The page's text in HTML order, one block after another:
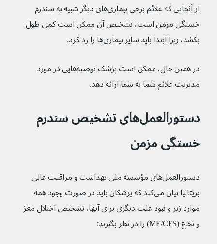
از آنجایی که علائم برخی بیماری‌های دیگر شبیه به سندرم
خستگی مزمن است، تشخیص آن ممکن است کمی طول
بکشد، زیرا ابتدا باید سایر بیماری‌ها را رد کرد.
در همین حال، ممکن است پزشک توصیه‌هایی در مورد
مدیریت علائم شما به شما ارائه دهد.
دستورالعمل‌های تشخیص سندرم
خستگی مزمن
دستورالعمل‌های مؤسسه ملی بهداشت و مراقبت عالی
بریتانیا بیان می‌کند که پزشکان باید در صورت وجود همه
موارد زیر و نبود علت دیگری برای آنها، تشخیص اختلال مغز
و نخاع (ME/CFS) را در نظر بگیرند: